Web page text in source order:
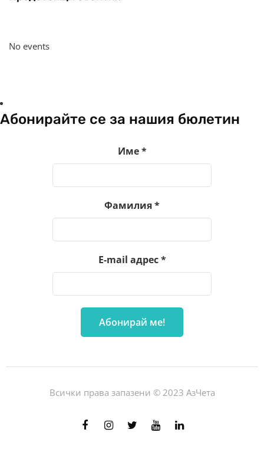
No events
Абонирайте се за нашия бюлетин
Име*
Фамилия*
E-mail адрес*
Всички права запазени © 2023 АзЧета